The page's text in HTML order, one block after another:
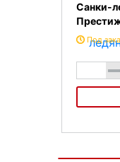
Санки-
Под
-